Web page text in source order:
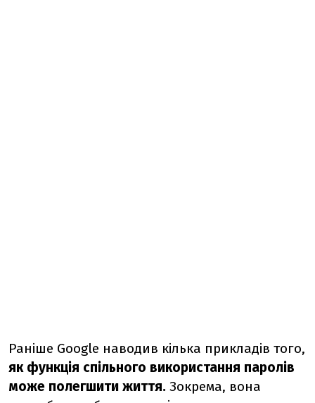
Раніше Google наводив кілька прикладів того,
як функція спільного використання паролів
може полегшити життя. Зокрема, вона